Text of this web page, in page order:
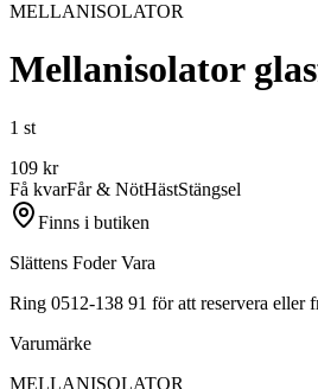
MELLANISOLATOR
Mellanisolator
1 st
109 kr
Få kvarFår & NötHästStängsel
Finns i butiken
Slättens Foder Vara
Ring 0512-138 91 för att reservera eller
Varumärke
MELLANISOLATOR